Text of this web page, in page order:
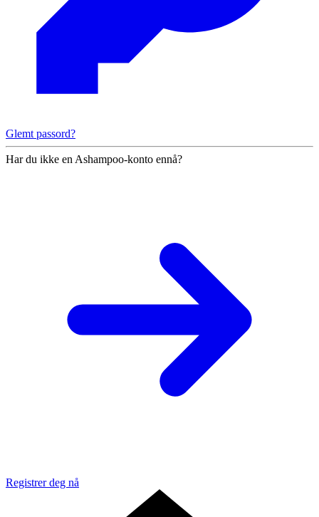
Glemt passord?
Har du ikke en Ashampoo-konto ennå?
Registrer deg nå